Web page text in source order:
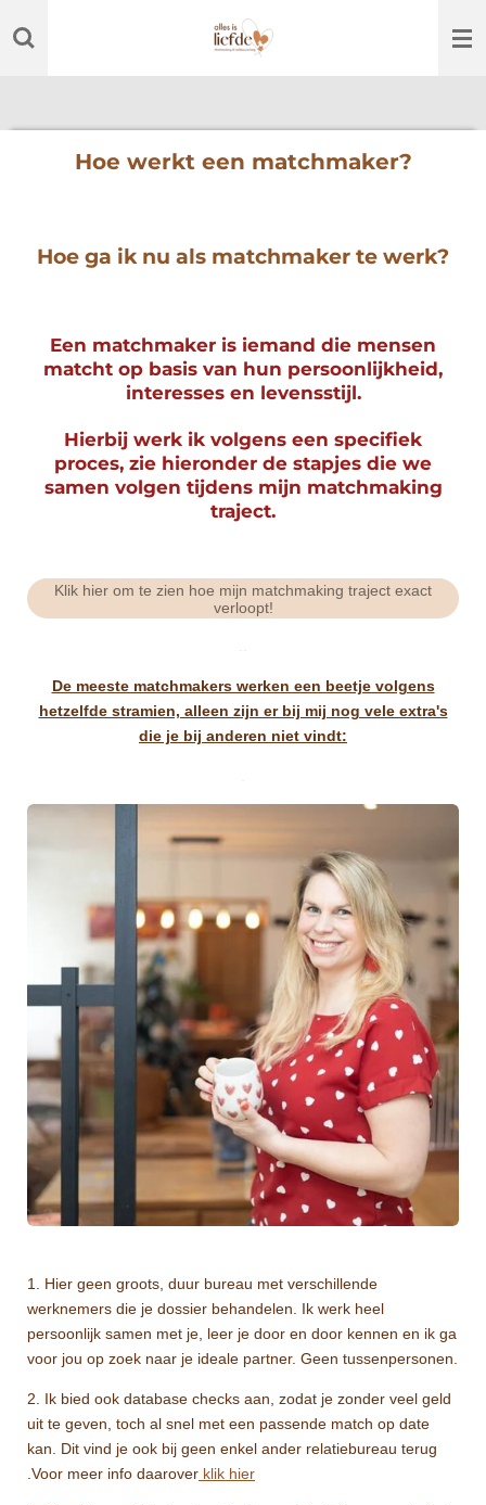
direct
Hoe werkt een matchmaker?
Hoe ga ik nu als matchmaker te werk?
Een matchmaker is iemand die mensen
matcht op basis van hun persoonlijkheid,
interesses en levensstijl.
Hierbij werk ik volgens een specifiek
proces, zie hieronder de stapjes die we
samen volgen tijdens mijn matchmaking
traject.
Klik hier om te zien hoe mijn matchmaking traject exact
verloopt!
De meeste matchmakers werken een beetje volgens
hetzelfde stramien, alleen zijn er bij mij nog vele extra's
die je bij anderen niet vindt:
1. Hier geen groots, duur bureau met verschillende
werknemers die je dossier behandelen. Ik werk heel
persoonlijk samen met je, leer je door en door kennen en ik ga
voor jou op zoek naar je ideale partner. Geen tussenpersonen.
2. Ik bied ook database checks aan, zodat je zonder veel geld
uit te geven, toch al snel met een passende match op date
kan. Dit vind je ook bij geen enkel ander relatiebureau terug
.Voor meer info daarover klik hier